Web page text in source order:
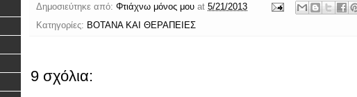
Δημοσιεύτηκε από: Φτιάχνω μόνος μου at 5/21/2013
Κατηγορίες: ΒΟΤΑΝΑ ΚΑΙ ΘΕΡΑΠΕΙΕΣ
9 σχόλια: